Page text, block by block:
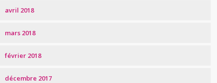
avril 2018
mars 2018
février 2018
décembre 2017